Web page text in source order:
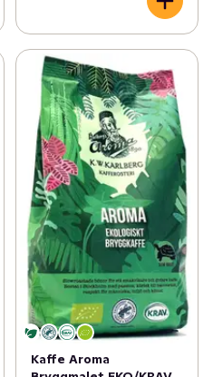
Kaffe Aroma